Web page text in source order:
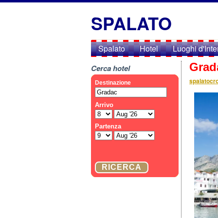
SPALATO
Spalato Hotel Luoghi
Cerca hotel